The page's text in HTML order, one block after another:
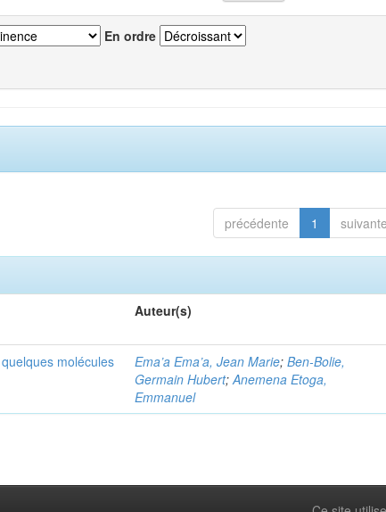
En ordre
précédente 1 suivante
Auteur(s)
molécules
Ema’a Ema’a, Jean Marie;Ben-Bolie,
Germain Hubert;Anemena Etoga,
Emmanuel